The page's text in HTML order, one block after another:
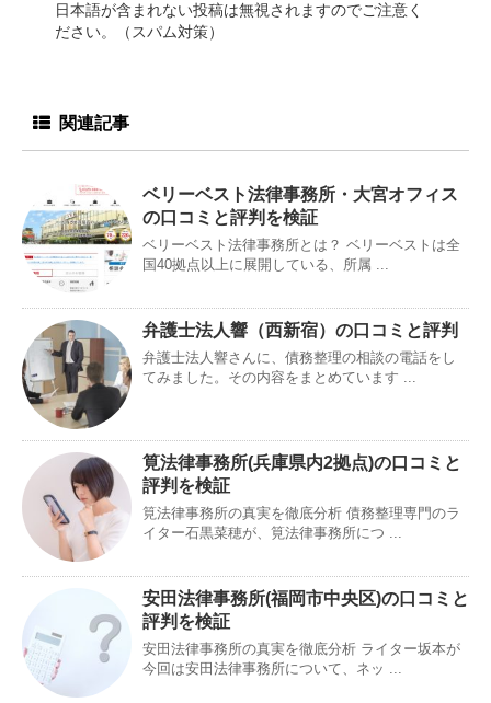
日本語が含まれない投稿は無視されますのでご注意く
ださい。（スパム対策）
関連記事
ベリーベスト法律事務所・大宮オフィス
の口コミと評判を検証
ベリーベスト法律事務所とは？ ベリーベストは全
国40拠点以上に展開している、所属 ...
弁護士法人響（西新宿）の口コミと評判
弁護士法人響さんに、債務整理の相談の電話をし
てみました。その内容をまとめています ...
筧法律事務所(兵庫県内2拠点)の口コミと
評判を検証
筧法律事務所の真実を徹底分析 債務整理専門のラ
イター石黒菜穂が、筧法律事務所につ ...
安田法律事務所(福岡市中央区)の口コミと
評判を検証
安田法律事務所の真実を徹底分析 ライター坂本が
今回は安田法律事務所について、ネッ ...